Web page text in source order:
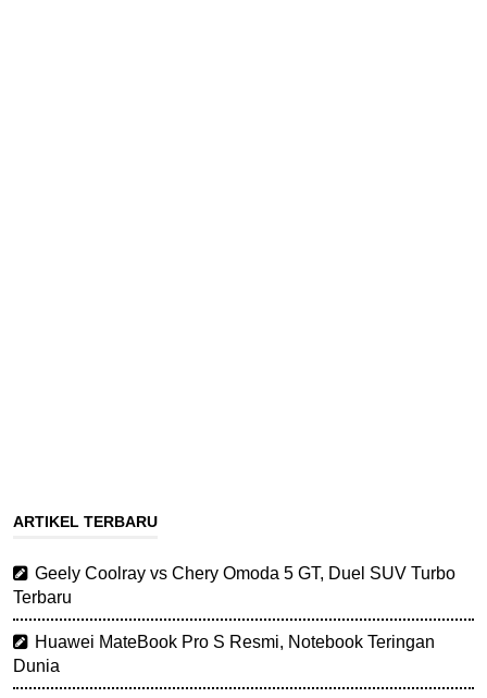
ARTIKEL TERBARU
Geely Coolray vs Chery Omoda 5 GT, Duel SUV Turbo
Terbaru
Huawei MateBook Pro S Resmi, Notebook Teringan
Dunia